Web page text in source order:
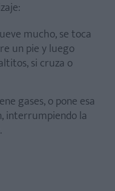
mucho, se toca
un pie y luego
si cruza o
gases, o pone esa
interrumpiendo la